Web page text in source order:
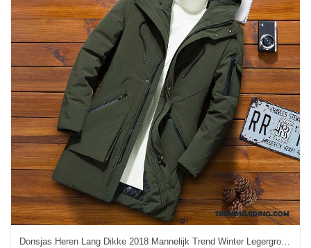
Donsjas Heren Lang Dikke 2018 Mannelijk Trend Winter Legergroene